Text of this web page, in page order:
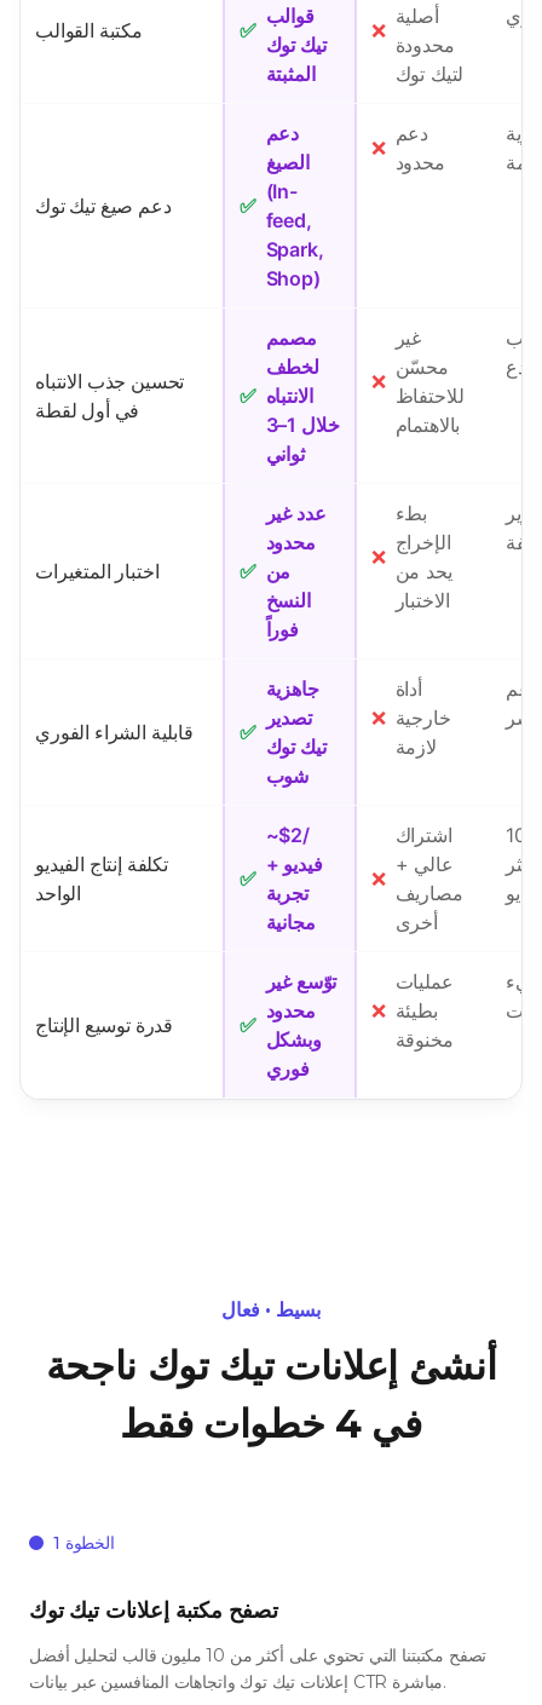
مكتبة القوالب ✅
قوالب
تيك توك
المثبتة
❌
أصلية
محدودة
لتيك توك
دعم صيغ تيك توك ✅
دعم
الصيغ
(In-
feed,
Spark,
Shop)
❌
دعم
محدود
تحسين جذب الانتباه
في أول لقطة
✅
مصمم
لخطف
الانتباه
خلال 1–3
ثواني
❌
غير
محسّن
للاحتفاظ
بالاهتمام
اختبار المتغيرات ✅
عدد غير
محدود
من
النسخ
فوراً
❌
بطء
الإخراج
يحد من
الاختبار
قابلية الشراء الفوري ✅
جاهزية
تصدير
تيك توك
شوب
❌
أداة
خارجية
لازمة
دعم
تكلفة إنتاج الفيديو
الواحد
✅
~$2/
فيديو +
تجربة
مجانية
❌
اشتراك
عالي +
مصاريف
أخرى
قدرة توسيع الإنتاج ✅
توّسع غير
محدود
وبشكل
فوري
❌
عمليات
بطيئة
مخنوقة
بسيط • فعال
أنشئ إعلانات تيك توك ناجحة
في 4 خطوات فقط
الخطوة 1
تصفح مكتبة إعلانات تيك توك
تصفح مكتبتنا التي تحتوي على أكثر من 10 مليون قالب لتحليل أفضل
إعلانات تيك توك واتجاهات المنافسين عبر بيانات CTR مباشرة.